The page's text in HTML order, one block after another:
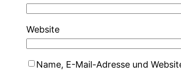
Website
Name, E-Mail-Adresse und